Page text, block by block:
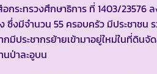
กระทรวงศึกษาธิการ ที่ 1403/23576
งมีจำนวน 55 ครอบครัว มีประชาชน
ประชากรย้ายเข้ามาอยู่ใหม่ในที่ดินจั
ป่าละอูบน